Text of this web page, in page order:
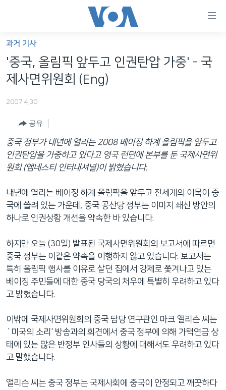
가
능
링
동
비
이
션
으
검
색
세계
프로그램
주파수 안내
과거 기사
'중국, 올림픽 앞두고 인권탄압 가중' - 국
제사면위원회 (Eng)
2007.4.30
공유
중국 정부가 내년에 열리는 2008 베이징 하계 올림픽을 앞두고
인권탄압을 가중하고 있다고 영국 런던에 본부를 둔 국제사면위
원회 (앰네스티 인터내셔널)이 밝혔습니다.
내년에 열리는 베이징 하계 올림픽을 앞두고 전세계의 이목이 중
국에 쏠려 있는 가운데, 중국 공산당 정부는 이미지 쇄신 방안의
하나로 인권상황 개선을 약속한 바 있습니다.
하지만 오늘 (30일) 발표된 국제사면위원회의 보고서에 따르면
중국 정부는 이같은 약속을 이행하지 않고 있습니다. 보고서는
특히 올림픽 행사를 이유로 살던 집에서 강제로 쫓겨나고 있는
베이징 주민들에 대한 중국 당국의 처우에 특별히 우려하고 있다
고 밝혔습니다.
이밖에 국제사면위원회의 중국 담당 연구관인 마크 앨리슨 씨는
`미국의 소리' 방송과의 회견에서 중국 정부에 의해 가택연금 상
태에 있는 많은 반정부 인사들의 상황에 대해서도 우려하고 있다
고 말했습니다.
앨리슨 씨는 중국 정부는 국제사회에 중국이 안정되고 깨끗하다